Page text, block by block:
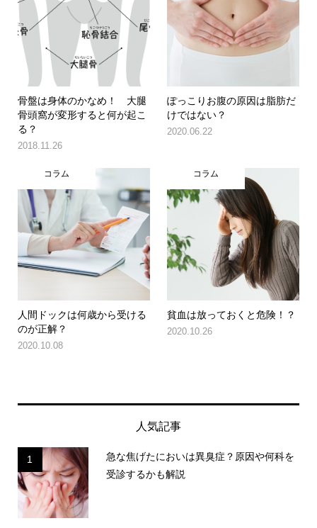
骨盤は身体のかなめ！ 大腿
骨頭窩が変形すると何が起こ
る？
2018.11.26
ぽっこりお腹の原因は脂肪だ
けではない？
2020.06.22
コラム
人間ドックは何歳から受ける
のが正解？
2020.10.08
コラム
貧血は放っておくと危険！？
2020.10.26
人気記事
1
急な焦げたにおいは異臭症？原因や何科を
受診するかも解説